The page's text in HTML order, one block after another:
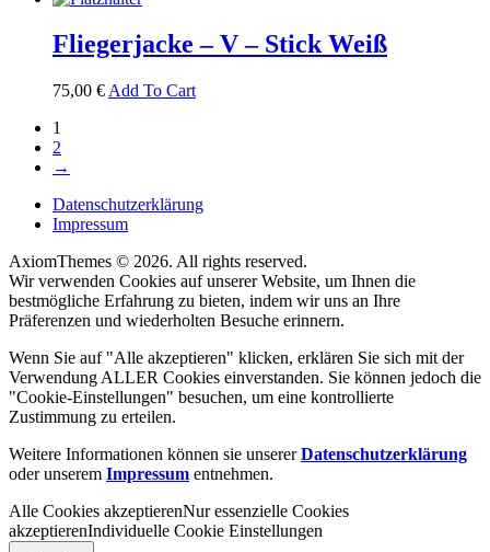
Fliegerjacke – V – Stick Weiß
75,00 € Add To Cart
1
2
→
Datenschutzerklärung
Impressum
AxiomThemes © 2026. All rights reserved.
Wir verwenden Cookies auf unserer Website, um Ihnen die
bestmögliche Erfahrung zu bieten, indem wir uns an Ihre
Präferenzen und wiederholten Besuche erinnern.
Wenn Sie auf "Alle akzeptieren" klicken, erklären Sie sich mit der
Verwendung ALLER Cookies einverstanden. Sie können jedoch die
"Cookie-Einstellungen" besuchen, um eine kontrollierte
Zustimmung zu erteilen.
Weitere Informationen können sie unsererDatenschutzerklärung
oder unserem Impressum entnehmen.
Alle Cookies akzeptierenNur essenzielle Cookies
akzeptierenIndividuelle Cookie Einstellungen